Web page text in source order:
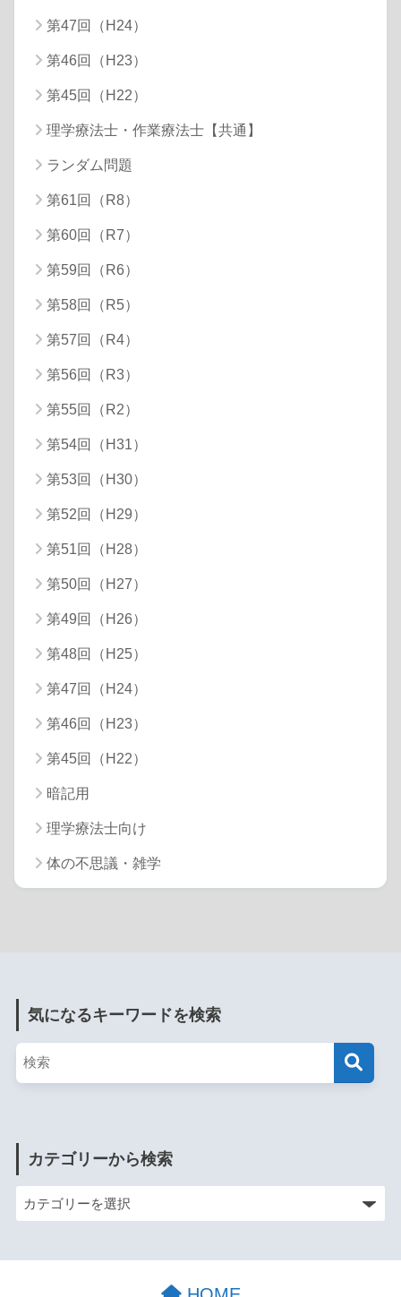
第47回（H24）
第46回（H23）
第45回（H22）
理学療法士・作業療法士【共通】
ランダム問題
第61回（R8）
第60回（R7）
第59回（R6）
第58回（R5）
第57回（R4）
第56回（R3）
第55回（R2）
第54回（H31）
第53回（H30）
第52回（H29）
第51回（H28）
第50回（H27）
第49回（H26）
第48回（H25）
第47回（H24）
第46回（H23）
第45回（H22）
暗記用
理学療法士向け
体の不思議・雑学
気になるキーワードを検索
カテゴリーから検索